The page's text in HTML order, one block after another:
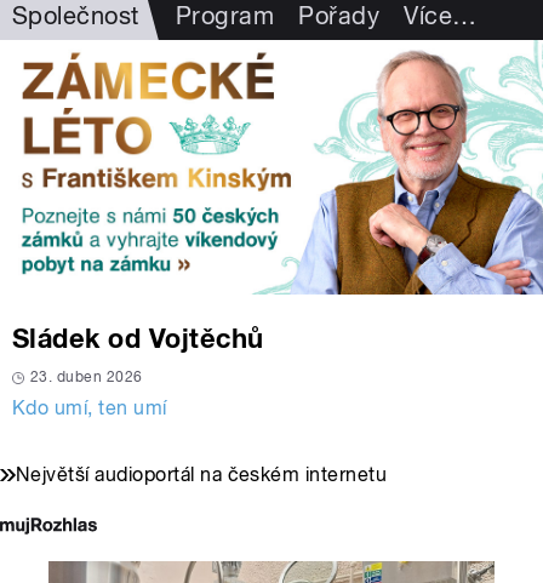
Společnost Program Pořady Více…
Sládek od Vojtěchů
23. duben 2026
Kdo umí, ten umí
Největší audioportál na českém internetu